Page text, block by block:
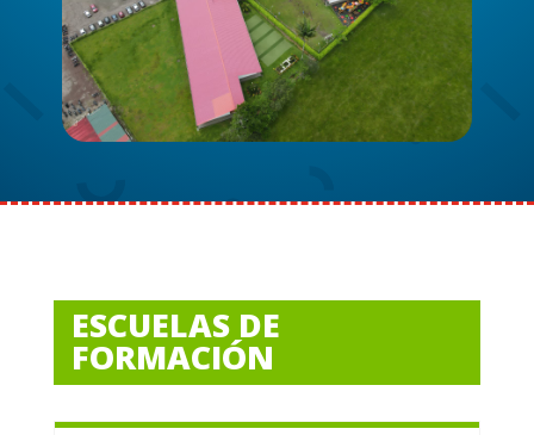
ESCUELAS DE
FORMACIÓN